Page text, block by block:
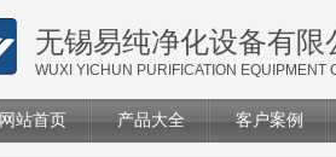
无锡易纯净化设备有限
WUXI YICHUN PURIFICATION EQUIPMENT
网站首页 产品大全 客户案例